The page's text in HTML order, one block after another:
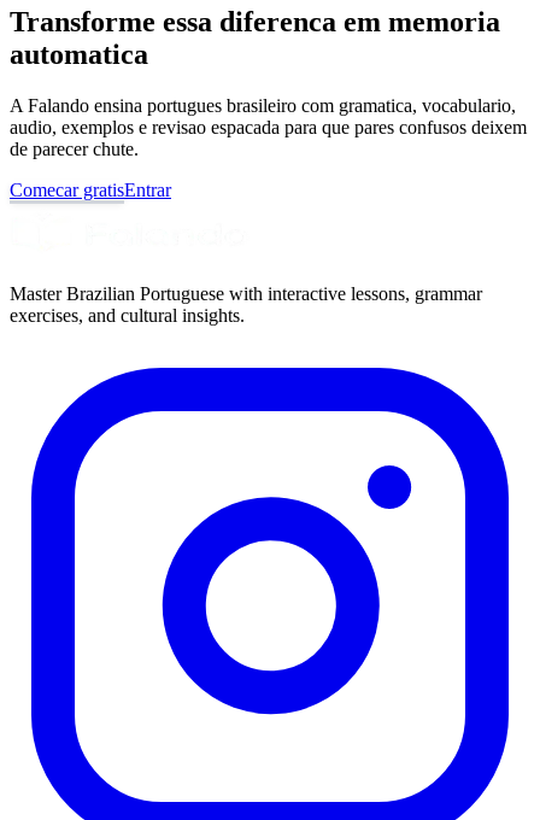
Transforme essa diferenca em memoria
automatica
A Falando ensina portugues brasileiro com gramatica, vocabulario,
audio, exemplos e revisao espacada para que pares confusos deixem
de parecer chute.
Comecar gratisEntrar
Master Brazilian Portuguese with interactive lessons, grammar
exercises, and cultural insights.